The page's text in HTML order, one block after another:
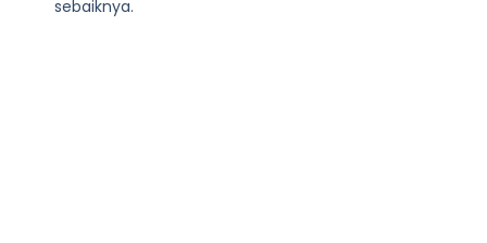
sebaiknya.